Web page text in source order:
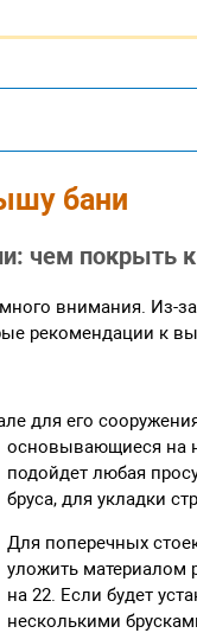
бани
чем покрыть
внимания. Из-
рекомендации к
для его
основывающиеся на
подойдет любая
бруса, для укладки
Для поперечных
уложить материалом
на 22. Если будет
несколькими